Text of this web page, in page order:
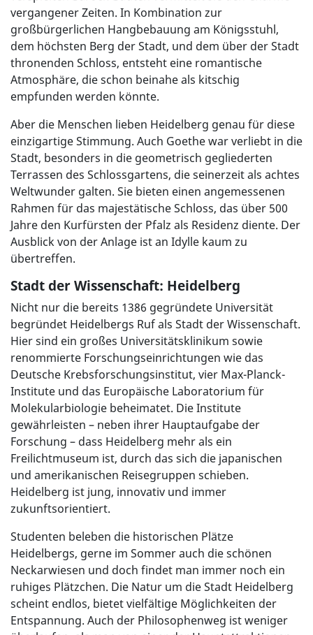
vergangener Zeiten. In Kombination zur
großbürgerlichen Hangbebauung am Königsstuhl,
dem höchsten Berg der Stadt, und dem über der Stadt
thronenden Schloss, entsteht eine romantische
Atmosphäre, die schon beinahe als kitschig
empfunden werden könnte.
Aber die Menschen lieben Heidelberg genau für diese
einzigartige Stimmung. Auch Goethe war verliebt in die
Stadt, besonders in die geometrisch gegliederten
Terrassen des Schlossgartens, die seinerzeit als achtes
Weltwunder galten. Sie bieten einen angemessenen
Rahmen für das majestätische Schloss, das über 500
Jahre den Kurfürsten der Pfalz als Residenz diente. Der
Ausblick von der Anlage ist an Idylle kaum zu
übertreffen.
Stadt der Wissenschaft: Heidelberg
Nicht nur die bereits 1386 gegründete Universität
begründet Heidelbergs Ruf als Stadt der Wissenschaft.
Hier sind ein großes Universitätsklinikum sowie
renommierte Forschungseinrichtungen wie das
Deutsche Krebsforschungsinstitut, vier Max-Planck-
Institute und das Europäische Laboratorium für
Molekularbiologie beheimatet. Die Institute
gewährleisten – neben ihrer Hauptaufgabe der
Forschung – dass Heidelberg mehr als ein
Freilichtmuseum ist, durch das sich die japanischen
und amerikanischen Reisegruppen schieben.
Heidelberg ist jung, innovativ und immer
zukunftsorientiert.
Studenten beleben die historischen Plätze
Heidelbergs, gerne im Sommer auch die schönen
Neckarwiesen und doch findet man immer noch ein
ruhiges Plätzchen. Die Natur um die Stadt Heidelberg
scheint endlos, bietet vielfältige Möglichkeiten der
Entspannung. Auch der Philosophenweg ist weniger